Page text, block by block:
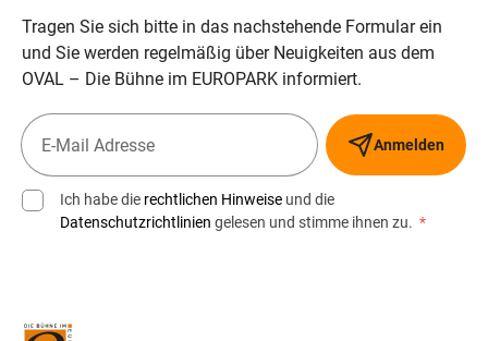
Tragen Sie sich bitte in das nachstehende Formular ein
und Sie werden regelmäßig über Neuigkeiten aus dem
OVAL – Die Bühne im EUROPARK informiert.
Anmelden
Ich habe die rechtlichen Hinweise und die
Datenschutzrichtlinien gelesen und stimme ihnen zu. *